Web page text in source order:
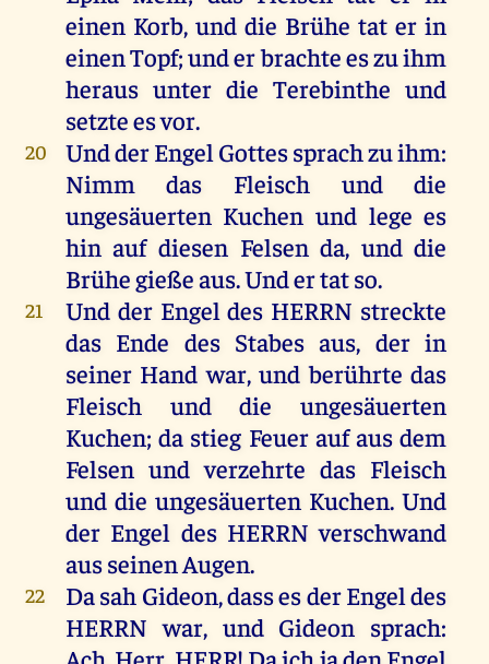
einen Korb, und die Brühe tat er in
einenTopf;underbrachteeszuihm
heraus unter die Terebintheund
setzteesvor.
20 UndderEngel Gottessprachzuihm:
Nimm
das Fleisch und
die
ungesäuerten Kuchen und lege es
hin auf diesen Felsen da, und die
Brühegießeaus.Undertatso.
21 Und der Engel des HERRN streckte
das Ende desStabesaus, der in
seiner Hand war,und berührte das
Fleisch
und die
ungesäuerten
Kuchen;da stieg Feuer auf aus dem
Felsen und verzehrte das Fleisch
und die ungesäuerten Kuchen.Und
der Engel des HERRN verschwand
ausseinenAugen.
22 Dasah Gideon, dassesderEngeldes
HERRN war, und Gideon sprach: